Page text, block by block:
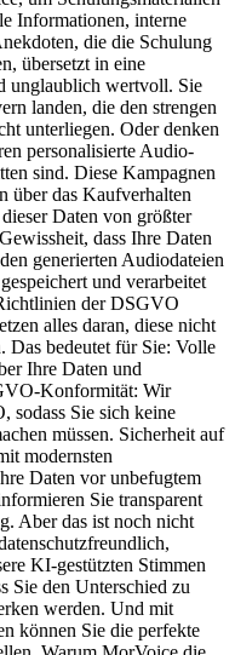
Informationen, interne
die die Schulung
übersetzt in eine
unglaublich wertvoll. Sie
landen, die den strengen
unterliegen. Oder denken
personalisierte Audio-
sind. Diese Kampagnen
über das Kaufverhalten
Daten von größter
dass Ihre Daten
generierten Audiodateien
und verarbeitet
der DSGVO
alles daran, diese nicht
Das bedeutet für Sie: Volle
Ihre Daten und
Konformität: Wir
sodass Sie sich keine
müssen. Sicherheit auf
modernsten
Daten vor unbefugtem
Sie transparent
Aber das ist noch nicht
KI-gestützten Stimmen
Sie den Unterschied zu
werden. Und mit
können Sie die perfekte